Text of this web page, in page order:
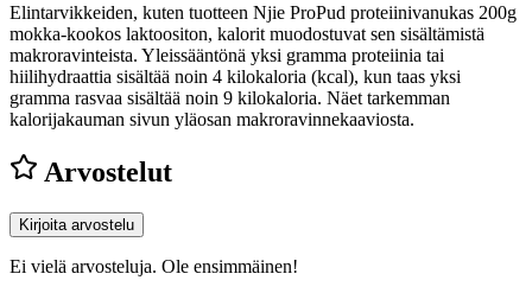
Elintarvikkeiden, kuten tuotteen Njie ProPud proteiinivanukas 200g
mokka-kookos laktoositon, kalorit muodostuvat sen sisältämistä
makroravinteista. Yleissääntönä yksi gramma proteiinia tai
hiilihydraattia sisältää noin 4 kilokaloria (kcal), kun taas yksi
gramma rasvaa sisältää noin 9 kilokaloria. Näet tarkemman
kalorijakauman sivun yläosan makroravinnekaaviosta.
Arvostelut
Kirjoita arvostelu
Ei vielä arvosteluja. Ole ensimmäinen!